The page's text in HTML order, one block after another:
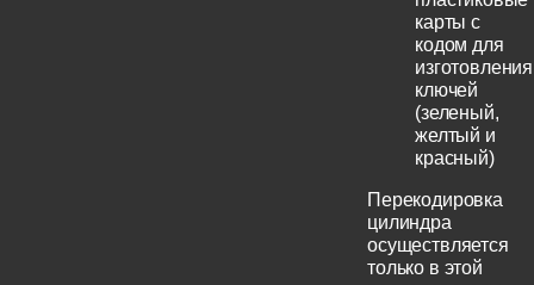
карты с
кодом для
изготовления
ключей
(зеленый,
желтый и
красный)
Перекодировка
цилиндра
осуществляется
только в этой